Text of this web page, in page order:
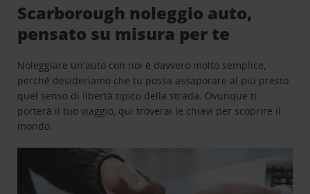
Scarborough noleggio auto,
pensato su misura per te
Noleggiare un'auto con noi è davvero molto semplice,
perché desideriamo che tu possa assaporare al più presto
quel senso di libertà tipico della strada. Ovunque ti
porterà il tuo viaggio, qui troverai le chiavi per scoprire il
mondo.